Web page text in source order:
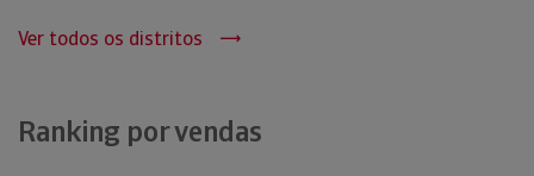
Ver todos os distritos
Ranking por vendas